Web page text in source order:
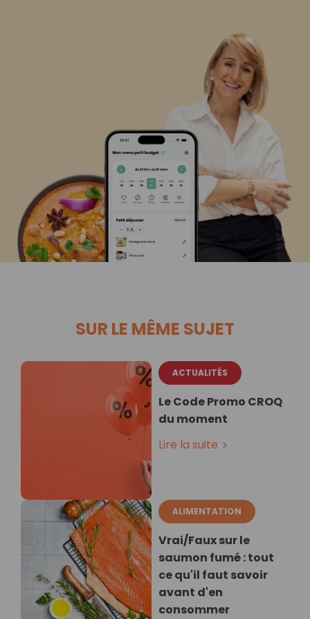
SUR LE MÊME SUJET
ACTUALITÉS
Le Code Promo CROQ
du moment
Lire la suite
ALIMENTATION
Vrai/Faux sur le
saumon fumé : tout
ce qu'il faut savoir
avant d'en
consommer